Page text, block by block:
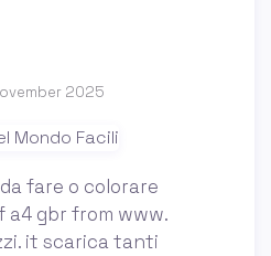
2025
fare o colorare
a4 gbr from www.
it scarica tanti